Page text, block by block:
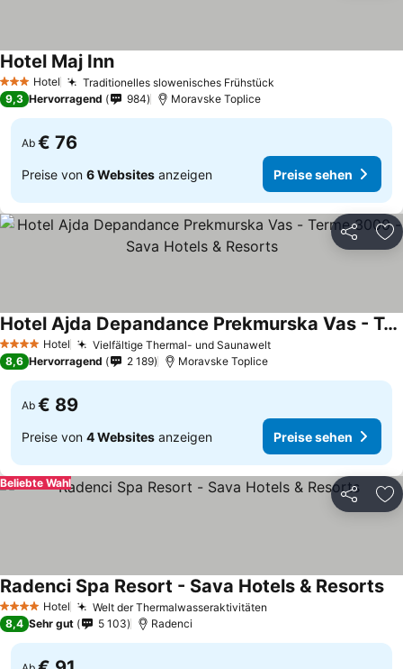
3 SterneHotel Traditionelles slowenisches Frühstück
Hotel Maj InnPreise sehen
9,3 Hervorragend 984 Moravske Toplice
Ab € 76
Preise von 6 Websites anzeigen Preise sehen
Teilen
4 Sterne Hotel Vielfältige Thermal- und SaunaweltPreise sehen
Hotel Ajda Depandance Prekmurska Vas - Terme 3000 - Sava Hotels & Resorts
Preise sehen
8,6 Hervorragend 2 189 Moravske Toplice
Ab € 89
Preise von 4 Websites anzeigen Preise sehen
Teilen
Beliebte Wahl
4 Sterne Hotel Welt der Thermalwasseraktivitäten
Radenci Spa Resort - Sava Hotels & Resorts
8,4 Sehr gut 5 103 Radenci